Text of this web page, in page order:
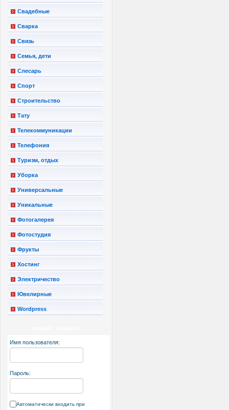
Свадебные
Сварка
Связь
Семья, дети
Слесарь
Спорт
Строительство
Тату
Телекоммуникации
Телефония
Туризм, отдых
Уборка
Универсальные
Уникальные
Фотогалерея
Фотостудия
Фрукты
Хостинг
Электричество
Ювелирные
Wordpress
Имя пользователя:
Пароль:
Автоматически входить при